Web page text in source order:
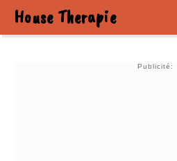
House Therapie
Publicité: